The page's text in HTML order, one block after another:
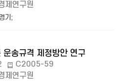
제연구원
기 ;
운송규격 제정방안 연구
C2005-59
제연구원